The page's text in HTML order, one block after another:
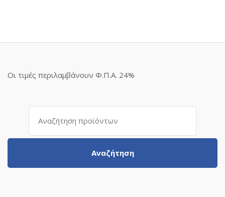
Οι τιμές περιλαμβάνουν Φ.Π.Α. 24%
Αναζήτηση
Αναζήτηση